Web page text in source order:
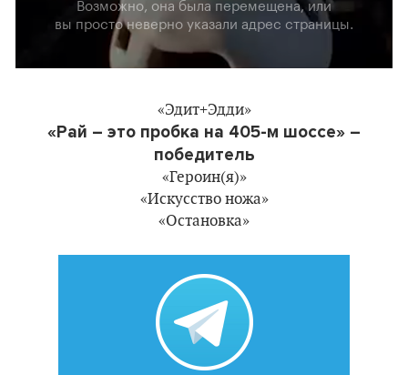
«Эдит+Эдди»
«Рай – это пробка на 405-м шоссе» –
победитель
«Героин(я)»
«Искусство ножа»
«Остановка»